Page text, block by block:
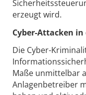
erzeugt wird.
Cyber-Attacken
Die Cyber-
Maße unmittelbar
Anlagenbetreiber